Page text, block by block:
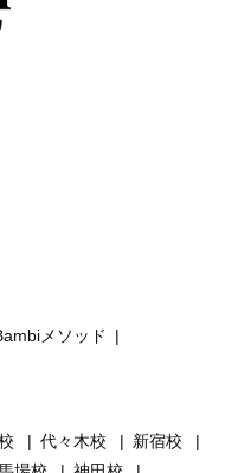
メソッド
代々木校
新宿校